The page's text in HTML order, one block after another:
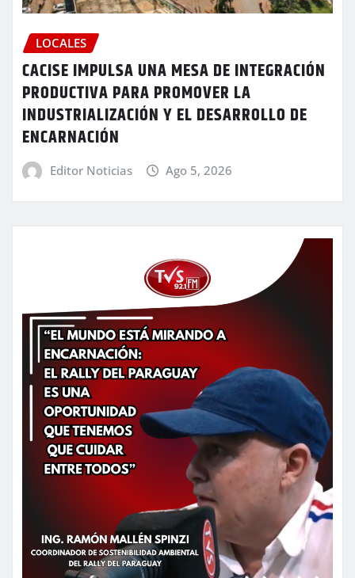
LOCALES
CACISE IMPULSA UNA MESA DE INTEGRACIÓN
PRODUCTIVA PARA PROMOVER LA
INDUSTRIALIZACIÓN Y EL DESARROLLO DE
ENCARNACIÓN
Editor Noticias Ago 5, 2026